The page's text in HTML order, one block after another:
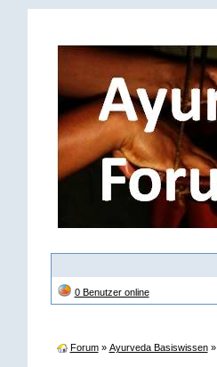
0 Benutzer online
Forum» Ayurveda Basiswissen»